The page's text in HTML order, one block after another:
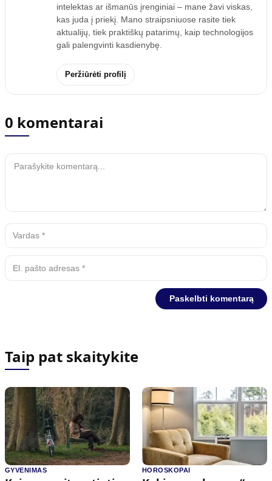
intelektas ar išmanūs įrenginiai – mane žavi viskas,
kas juda į priekį. Mano straipsniuose rasite tiek
aktualijų, tiek praktiškų patarimų, kaip technologijos
gali palengvinti kasdienybę.
Peržiūrėti profilį
0 komentarai
Taip pat skaitykite
GYVENIMAS HOROSKOPAI